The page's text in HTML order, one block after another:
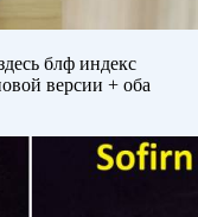
блф индекс
версии + оба